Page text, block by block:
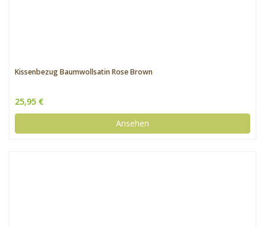
Kissenbezug Baumwollsatin Rose Brown
25,95 €
Ansehen